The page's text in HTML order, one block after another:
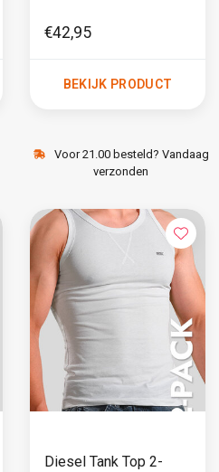
€42,95
BEKIJK PRODUCT
Voor 21.00 besteld? Vandaag
verzonden
Diesel Tank Top 2-